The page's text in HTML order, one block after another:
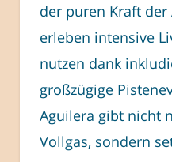
der puren Kraft
erleben intensive
nutzen dank
großzügige
Aguilera gibt nicht
Vollgas, sondern